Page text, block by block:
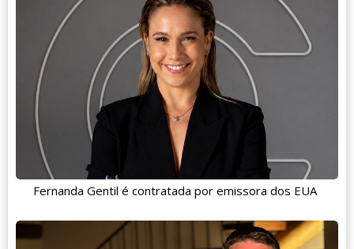
Fernanda Gentil é contratada por emissora dos EUA